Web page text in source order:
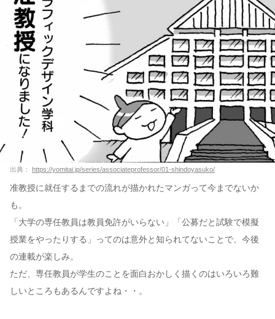
出典： https://yomitai.jp/series/associateprofessor/01-shindoyasuko/
准教授に就任するまでの流れが描かれたマンガって今までないか
も。
「大学の専任教員は教員免許がいらない」「公募だと試験で模擬
授業をやったりする」ってのは意外と知られてないことで、今後
の連載が楽しみ。
ただ、専任教員が学生のことを面白おかしく描くのはいろいろ難
しいところもあるんですよね・・。